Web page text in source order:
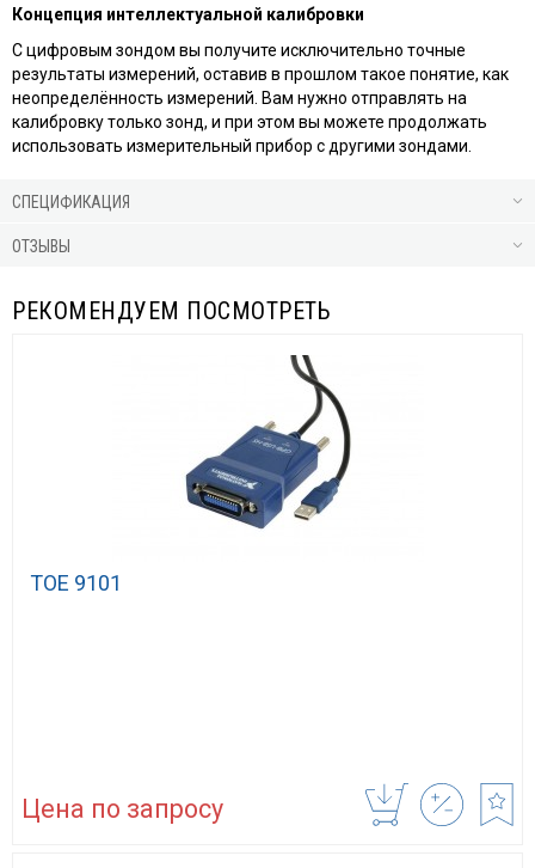
Концепция интеллектуальной калибровки
С цифровым зондом вы получите исключительно точные
результаты измерений, оставив в прошлом такое понятие, как
неопределённость измерений. Вам нужно отправлять на
калибровку только зонд, и при этом вы можете продолжать
использовать измерительный прибор с другими зондами.
СПЕЦИФИКАЦИЯ
ОТЗЫВЫ
РЕКОМЕНДУЕМ ПОСМОТРЕТЬ
TOE 9101
Цена по запросу